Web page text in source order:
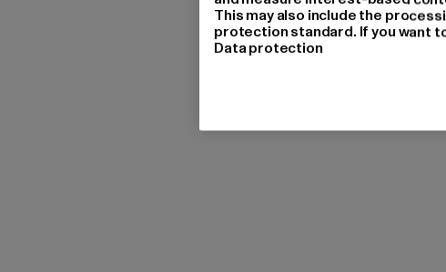
This may also include the
protection standard. If you want
Data protection